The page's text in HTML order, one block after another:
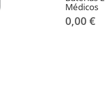
Médicos
0,00 €